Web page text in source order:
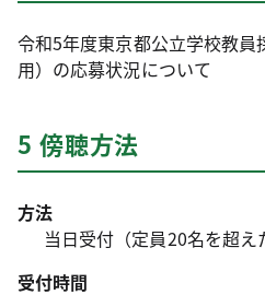
令和5年度東京都公立学校教
用）の応募状況について
5 傍聴方法
方法
当日受付（定員20名を超え
受付時間